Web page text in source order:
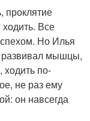
проклятие
ходить. Все
Но Илья
развивал мышцы,
по-
не раз ему
он навсегда